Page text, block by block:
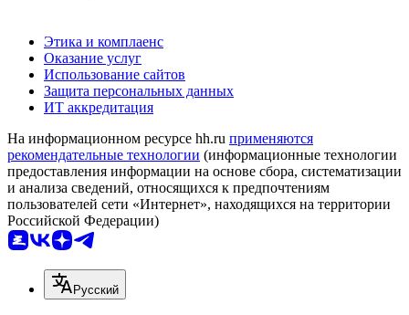
Этика и комплаенс
Оказание услуг
Использование сайтов
Защита персональных данных
ИТ аккредитация
На информационном ресурсе hh.ru применяются
рекомендательные технологии (информационные технологии
предоставления информации на основе сбора, систематизации
и анализа сведений, относящихся к предпочтениям
пользователей сети «Интернет», находящихся на территории
Российской Федерации)
Русский